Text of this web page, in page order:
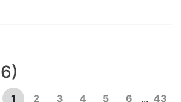
1 2 3 4 5 6 ... 43